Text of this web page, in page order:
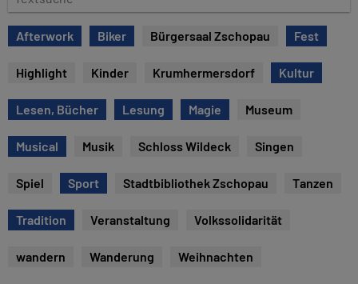
e
x
t
c
e
Afterwork Biker Bürgersaal Zschopau Fest
Highlight Kinder Krumhermersdorf Kultur
Lesen, Bücher Lesung Magie Museum
Musical Musik Schloss Wildeck Singen
Spiel Sport Stadtbibliothek Zschopau Tanzen
Tradition Veranstaltung Volkssolidarität
wandern Wanderung Weihnachten